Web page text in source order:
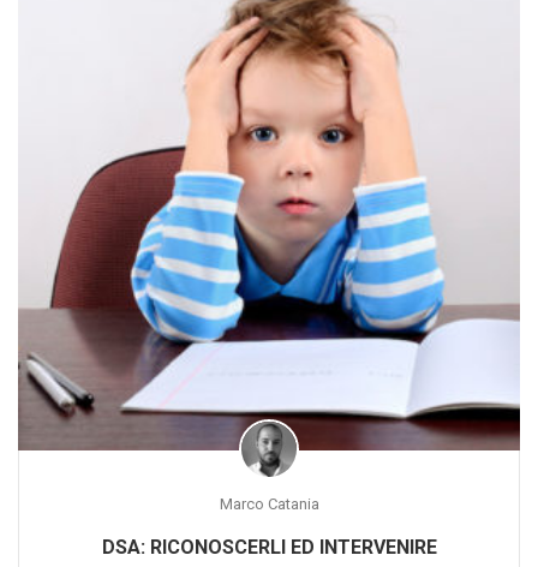
Marco Catania
DSA: RICONOSCERLI ED INTERVENIRE